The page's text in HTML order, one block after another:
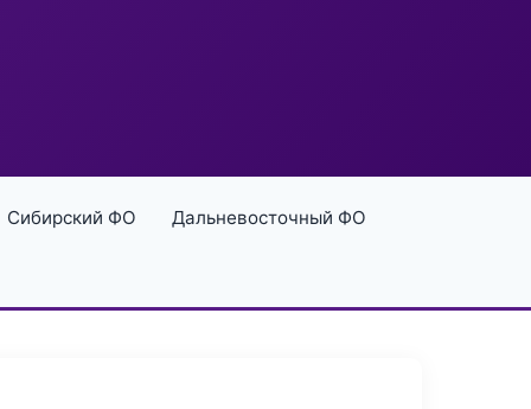
Сибирский ФО Дальневосточный ФО